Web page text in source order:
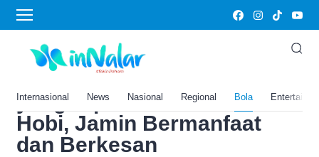
Internasional News Nasional Regional Bola
Home›Bola
12 Ide Kado untuk Ibu,
Pacar, Teman hingga Guru
yang Dipilih Berdasarkan
Hobi, Jamin Bermanfaat
dan Berkesan